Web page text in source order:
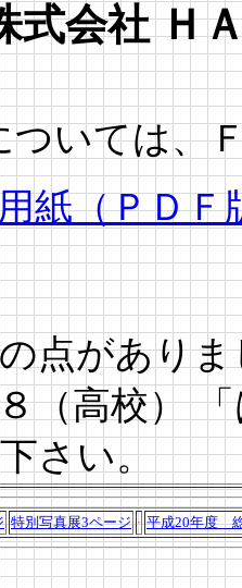
式会社 Ｈ
ついては、
紙（ＰＤＦ
点があり
（高校）
さい。
特別写真展3ページ 平成20年度